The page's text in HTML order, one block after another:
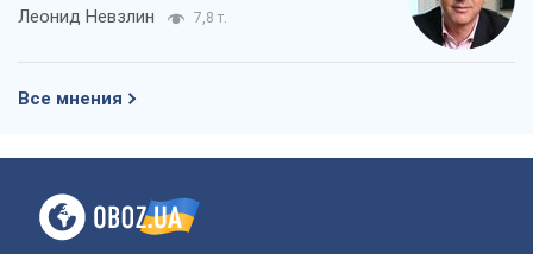
Леонид Невзлин 7,8 т.
Все мнения